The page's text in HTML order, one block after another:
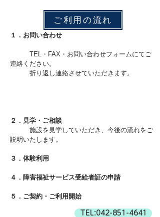
ご利用の流れ
１．お問い合わせ
TEL・FAX・お問い合わせフォームにてご
連絡ください。
折り返し連絡させていただきます。
２．見学・ご相談
施設を見学していただき、今後の流れをご
説明いたします。
３．体験利用
４．障害福祉サービス受給者証の申請
５．ご契約・ご利用開始
TEL:042-851-4641